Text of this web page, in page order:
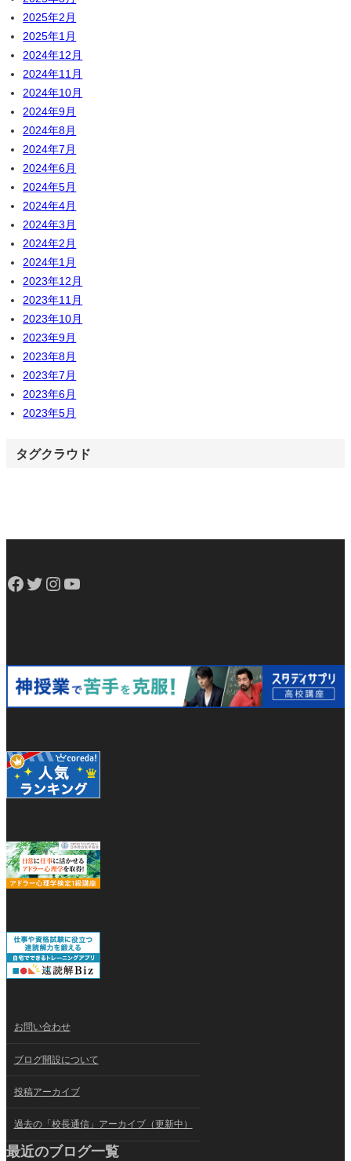
2025年2月
2025年1月
2024年12月
2024年11月
2024年10月
2024年9月
2024年8月
2024年7月
2024年6月
2024年5月
2024年4月
2024年3月
2024年2月
2024年1月
2023年12月
2023年11月
2023年10月
2023年9月
2023年8月
2023年7月
2023年6月
2023年5月
タグクラウド
Facebook Twitter Instagram YouTube
お問い合わせ
ブログ開設について
投稿アーカイブ
過去の「校長通信」アーカイブ（更新中）
最近のブログ一覧